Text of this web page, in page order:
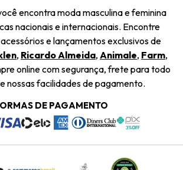
encontra moda masculina e feminina
nacionais e internacionais. Encontre
e lançamentos exclusivos de
, Ricardo Almeida, Animale, Farm,
online com segurança, frete para todo
nossas facilidades de pagamento.
DE PAGAMENTO